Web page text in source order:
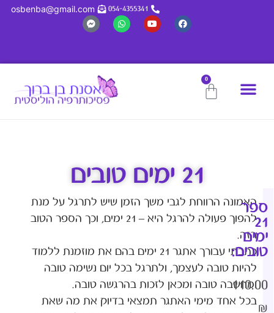
054-4355341
osbenba@gmail.com
0
21 ימים טובים
האמונה הרווחת לגבי משך הזמן שיש לתרגל על מנת
להפוך פעולה להרגל היא – 21 ימים, וכך הספר הטוב
הזה.
כתבתי עבורך אתגר 21 ימים בהם את מוזמנת ללמוד
להיות טובה לעצמך, ולתרגל בכל יום נשימה טובה
ומחשבה טובה ומכאן לזכות בהרגשה טובה.
בכל אחד מימי האתגר תמצאי בדיוק את מה שאת
ספר
21
ימים
טובים:
110.00
₪